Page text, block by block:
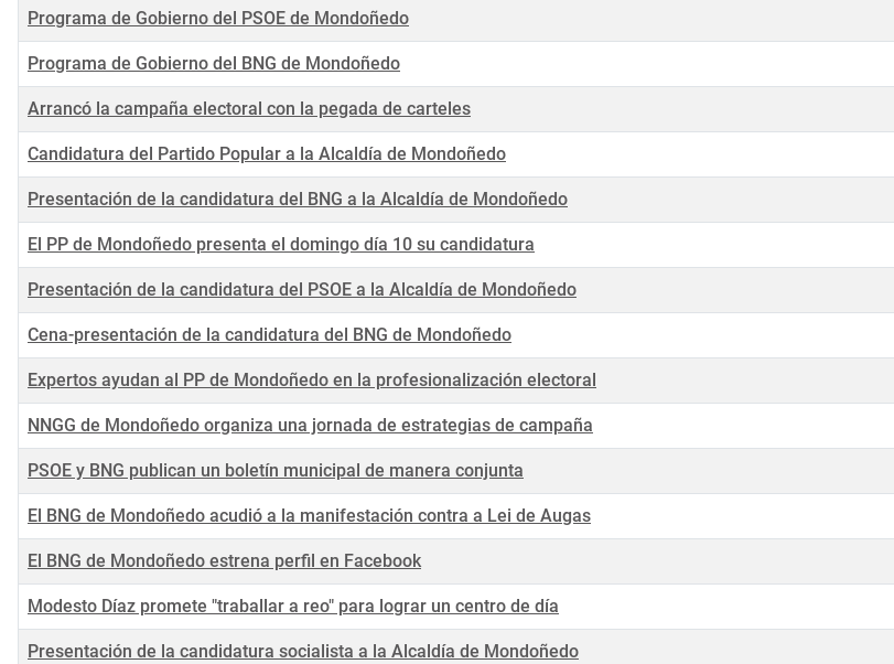
Programa de Gobierno del PSOE de Mondoñedo
Programa de Gobierno del BNG de Mondoñedo
Arrancó la campaña electoral con la pegada de carteles
Candidatura del Partido Popular a la Alcaldía de Mondoñedo
Presentación de la candidatura del BNG a la Alcaldía de Mondoñedo
El PP de Mondoñedo presenta el domingo día 10 su candidatura
Presentación de la candidatura del PSOE a la Alcaldía de Mondoñedo
Cena-presentación de la candidatura del BNG de Mondoñedo
Expertos ayudan al PP de Mondoñedo en la profesionalización electoral
NNGG de Mondoñedo organiza una jornada de estrategias de campaña
PSOE y BNG publican un boletín municipal de manera conjunta
El BNG de Mondoñedo acudió a la manifestación contra a Lei de Augas
El BNG de Mondoñedo estrena perfil en Facebook
Modesto Díaz promete "traballar a reo" para lograr un centro de día
Presentación de la candidatura socialista a la Alcaldía de Mondoñedo